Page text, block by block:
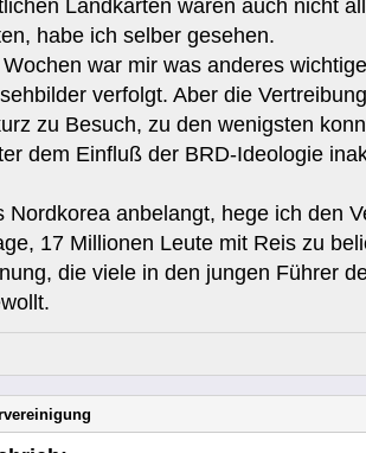
Landkarten waren auch nicht
habe ich selber gesehen.
war mir was anderes
verfolgt. Aber die
zu Besuch, zu den wenigsten
dem Einfluß der BRD-Ideologie
Nordkorea anbelangt, hege ich den
17 Millionen Leute mit Reis zu
die viele in den jungen Führer